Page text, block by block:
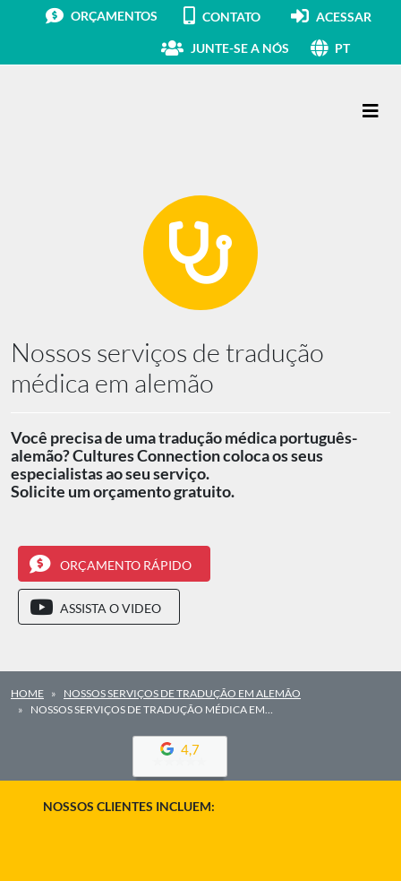
ORÇAMENTOS CONTATO ACESSAR
JUNTE-SE A NÓS PT
Nossos serviços de tradução
médica em alemão
Você precisa de uma tradução médica português-
alemão? Cultures Connection coloca os seus
especialistas ao seu serviço.
Solicite um orçamento gratuito.
ORÇAMENTO RÁPIDO
ASSISTA O VIDEO
HOME
NOSSOS SERVIÇOS DE TRADUÇÃO EM ALEMÃO
NOSSOS SERVIÇOS DE TRADUÇÃO MÉDICA EM…
4,7
NOSSOS CLIENTES INCLUEM: